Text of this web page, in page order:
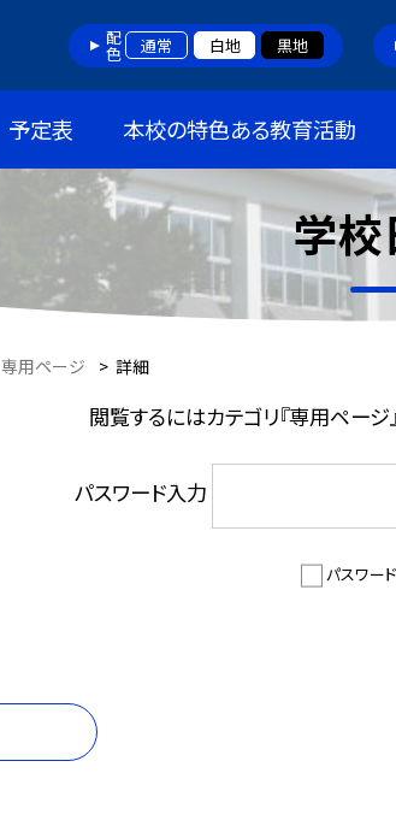
配色 通常 白地 黒地
予定表 本校の特色ある教育活動
学
専用ページ > 詳細
閲覧するにはカテゴリ『専用ページ
パスワード入力
パスワー